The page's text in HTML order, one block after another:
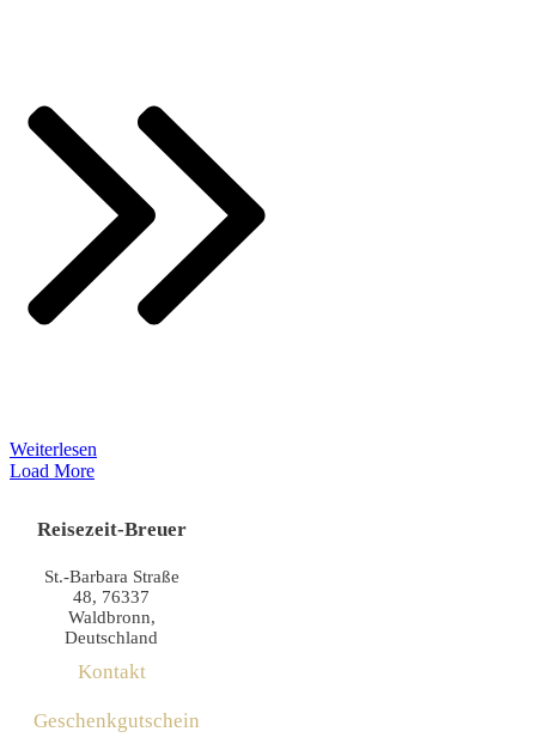
Weiterlesen
Load More
Reisezeit-Breuer
St.-Barbara Straße
48, 76337
Waldbronn,
Deutschland
Kontakt
Geschenkgutschein